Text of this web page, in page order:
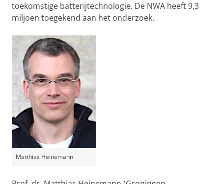
toekomstige batterijtechnologie. De NWA heeft 9,3
miljoen toegekend aan het onderzoek.
Matthias Heinemann